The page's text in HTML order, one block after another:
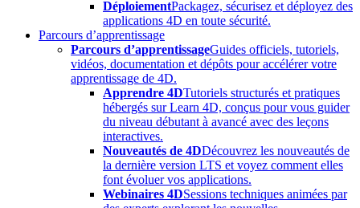
DéploiementPackagez, sécurisez et déployez des
applications 4D en toute sécurité.
Parcours d’apprentissage
Parcours d’apprentissageGuides officiels, tutoriels,
vidéos, documentation et dépôts pour accélérer votre
apprentissage de 4D.
Apprendre 4DTutoriels structurés et pratiques
hébergés sur Learn 4D, conçus pour vous guider
du niveau débutant à avancé avec des leçons
interactives.
Nouveautés de 4DDécouvrez les nouveautés de
la dernière version LTS et voyez comment elles
font évoluer vos applications.
Webinaires 4DSessions techniques animées par